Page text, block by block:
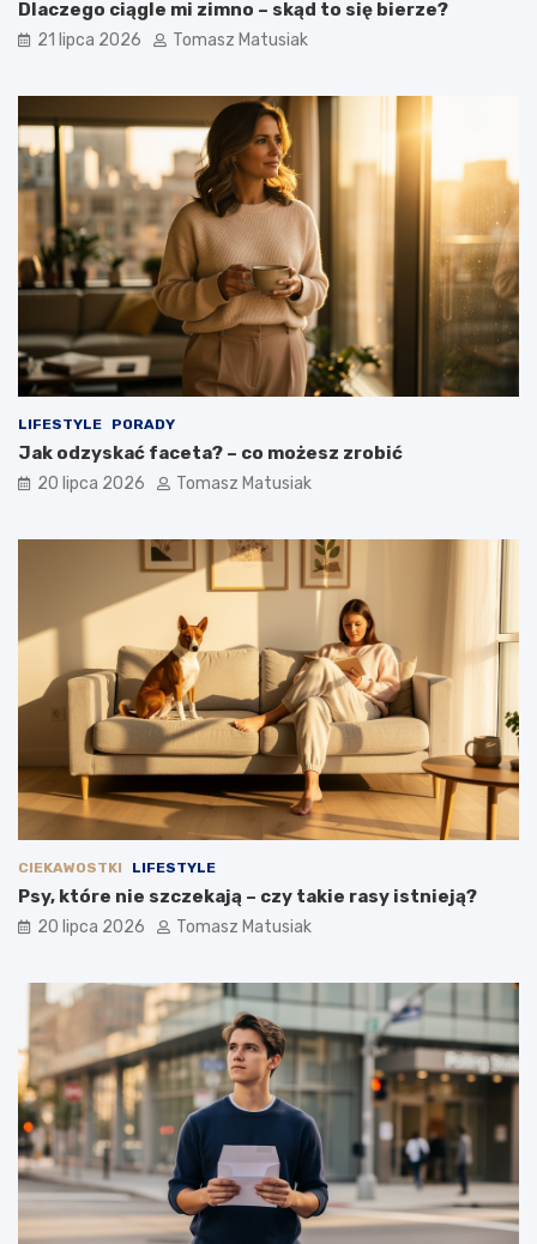
Dlaczego ciągle mi zimno – skąd to się bierze?
21 lipca 2026 Tomasz Matusiak
LIFESTYLE PORADY
Jak odzyskać faceta? – co możesz zrobić
20 lipca 2026 Tomasz Matusiak
CIEKAWOSTKI LIFESTYLE
Psy, które nie szczekają – czy takie rasy istnieją?
20 lipca 2026 Tomasz Matusiak